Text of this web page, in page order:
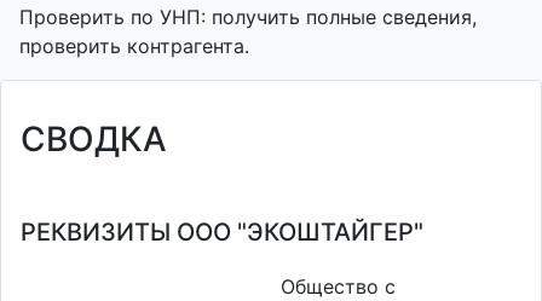
Проверить по УНП: получить полные сведения,
проверить контрагента.
СВОДКА
РЕКВИЗИТЫ ООО "ЭКОШТАЙГЕР"
Общество с